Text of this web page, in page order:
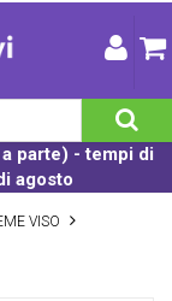
parte) - tempi di
agosto
VISO